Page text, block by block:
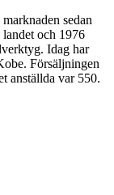
sedan
och 1976
Idag har
Försäljningen
anställda var 550.